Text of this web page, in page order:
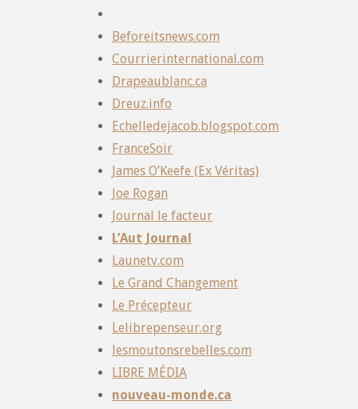
Beforeitsnews.com
Courrierinternational.com
Drapeaublanc.ca
Dreuz.info
Echelledejacob.blogspot.com
FranceSoir
James O’Keefe (Ex Véritas)
Joe Rogan
Journal le facteur
L’Aut Journal
Launetv.com
Le Grand Changement
Le Précepteur
Lelibrepenseur.org
lesmoutonsrebelles.com
LIBRE MÉDIA
nouveau-monde.ca